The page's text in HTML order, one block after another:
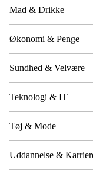
Mad & Drikke
Økonomi & Penge
Sundhed & Velvære
Teknologi & IT
Tøj & Mode
Uddannelse &